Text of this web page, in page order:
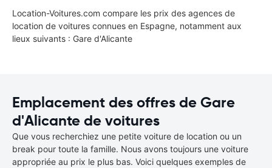
Location-Voitures.com compare les prix des agences de
location de voitures connues en Espagne, notamment aux
lieux suivants : Gare d'Alicante
Emplacement des offres de Gare
d'Alicante de voitures
Que vous recherchiez une petite voiture de location ou un
break pour toute la famille. Nous avons toujours une voiture
appropriée au prix le plus bas. Voici quelques exemples de